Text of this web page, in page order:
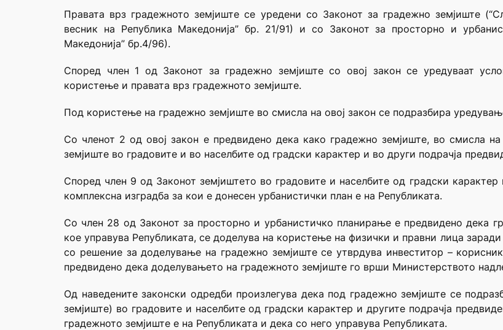
Правата врз градежното земјиште се уредени со Законот за градежно земјиште
весник на Република Македонија” бр. 21/91) и со Законот за просторно и
Македонија” бр.4/96).
Според член 1 од Законот за градежно земјиште со овој закон се уредуваат
користење и правата врз градежното земјиште.
Под користење на градежно земјиште во смисла на овој закон се подразбира
Со членот 2 од овој закон е предвидено дека како градежно земјиште, во смисла
земјиште во градовите и во населбите од градски карактер и во други подрачја
Според член 9 од Законот земјиштето во градовите и населбите од градски карактер
комплексна изградба за кои е донесен урбанистички план е на Републиката.
Со член 28 од Законот за просторно и урбанистичко планирање е предвидено дека
кое управува Републиката, се доделува на користење на физички и правни лица заради
со решение за доделување на градежно земјиште се утврдува инвеститор –
предвидено дека доделувањето на градежното земјиште го врши Министерството
Од наведените законски одредби произлегува дека под градежно земјиште се
земјиште) во градовите и населбите од градски карактер и другите подрачја
градежното земјиште е на Републиката и дека со него управува Републиката.